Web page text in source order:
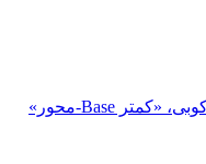
اپلیکیشن Base کوین‌بیس تحت مدیریت کوبی، «کمتر Base-محور»